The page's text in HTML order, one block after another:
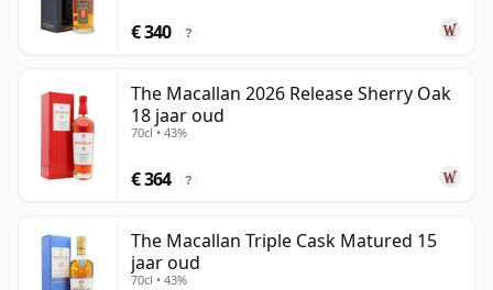
€ 340 ?
The Macallan 2026 Release Sherry Oak
18 jaar oud
70cl • 43%
€ 364 ?
The Macallan Triple Cask Matured 15
jaar oud
70cl • 43%